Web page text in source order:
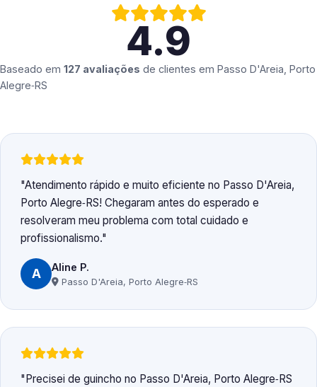
4.9
Baseado em 127 avaliações de clientes em Passo D'Areia, Porto
Alegre‑RS
Atendimento rápido e muito eficiente no Passo D'Areia,
Porto Alegre‑RS! Chegaram antes do esperado e
resolveram meu problema com total cuidado e
profissionalismo.
A Aline P.
Passo D'Areia, Porto Alegre‑RS
Precisei de guincho no Passo D'Areia, Porto Alegre‑RS